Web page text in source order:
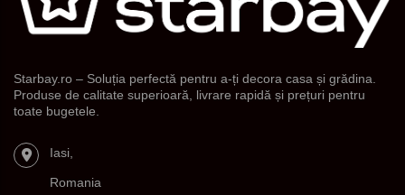
Starbay.ro – Soluția perfectă pentru a-ți decora casa și grădina.
Produse de calitate superioară, livrare rapidă și prețuri pentru
toate bugetele.
Iasi,
Romania